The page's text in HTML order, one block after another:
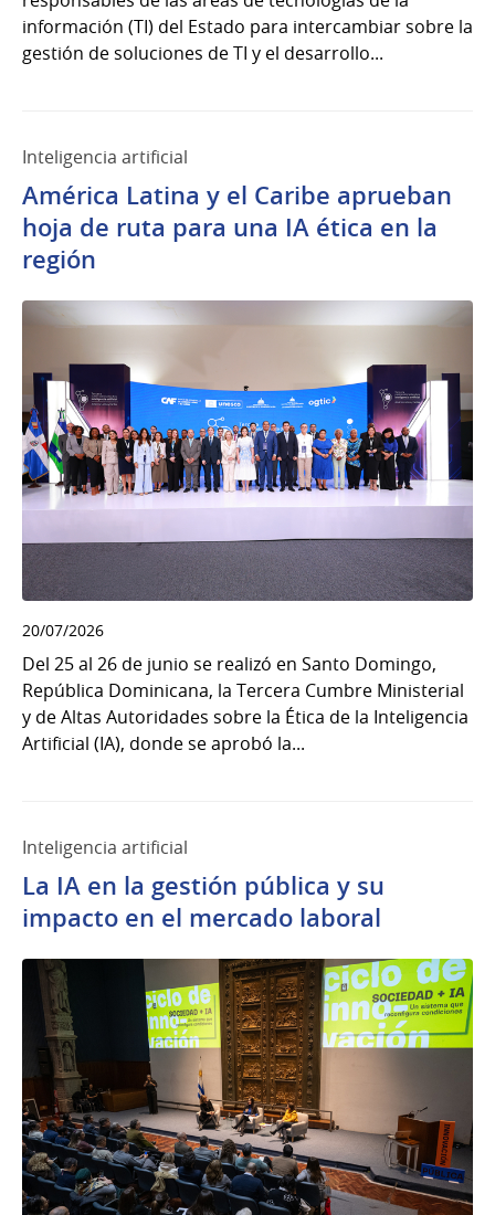
información (TI) del Estado para intercambiar sobre la
gestión de soluciones de TI y el desarrollo...
Inteligencia artificial
América Latina y el Caribe aprueban
hoja de ruta para una IA ética en la
región
20/07/2026
Del 25 al 26 de junio se realizó en Santo Domingo,
República Dominicana, la Tercera Cumbre Ministerial
y de Altas Autoridades sobre la Ética de la Inteligencia
Artificial (IA), donde se aprobó la...
Inteligencia artificial
La IA en la gestión pública y su
impacto en el mercado laboral